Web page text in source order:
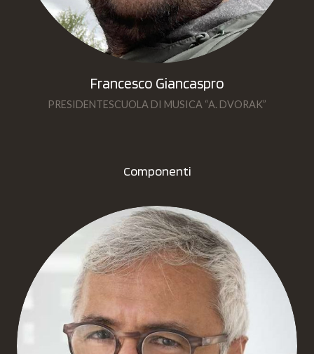
Francesco Giancaspro
PRESIDENTESCUOLA DI MUSICA “A. DVORAK”
Componenti